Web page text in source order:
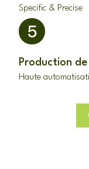
Specific & Precise
Production de
Haute